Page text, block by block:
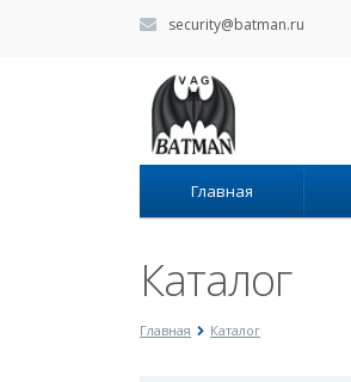
security@batman.ru
Главная
Каталог
Главная Каталог